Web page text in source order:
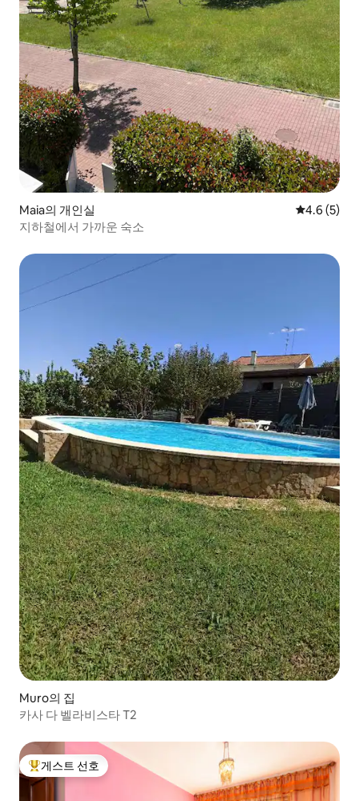
Maia의 개인실 평점 4.6점
4.6 (5)
지하철에서 가까운 숙소
Muro의 집
카사 다 벨라비스타 T2
상위 게스트 선호
게스트 선호